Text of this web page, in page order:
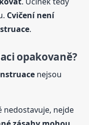
Cvičení není
.
opakovaně?
nejsou
nedostavuje, nejde